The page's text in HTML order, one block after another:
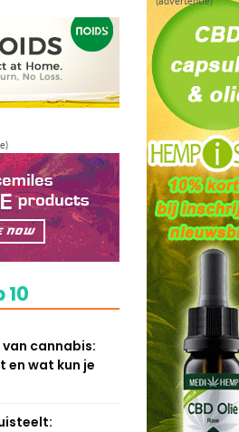
cannabis:
en wat kun je